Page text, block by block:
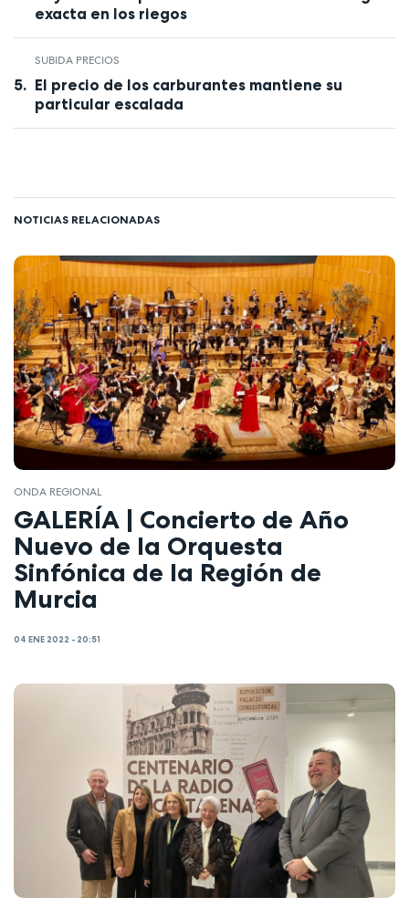
exacta en los riegos
SUBIDA PRECIOS
El precio de los carburantes mantiene su
particular escalada
NOTICIAS RELACIONADAS
ONDA REGIONAL
GALERÍA | Concierto de Año
Nuevo de la Orquesta
Sinfónica de la Región de
Murcia
04 ENE 2022 - 20:51